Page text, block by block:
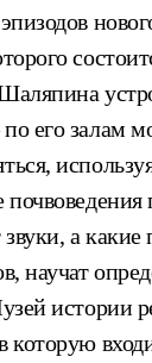
его залам
а какие
научат
истории
которую